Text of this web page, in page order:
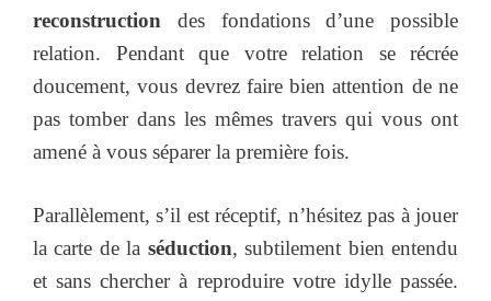
reconstruction des fondations d’une possible
relation. Pendant que votre relation se récrée
doucement, vous devrez faire bien attention de ne
pas tomber dans les mêmes travers qui vous ont
amené à vous séparer la première fois.
Parallèlement, s’il est réceptif, n’hésitez pas à jouer
la carte de la séduction, subtilement bien entendu
et sans chercher à reproduire votre idylle passée.